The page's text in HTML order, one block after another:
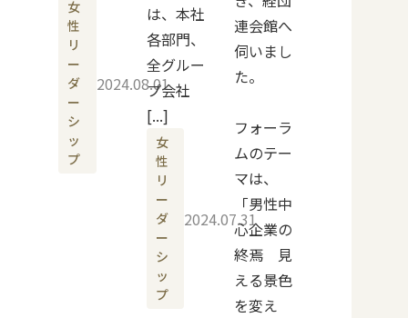
女
性
リ
ー
ダ
ー
シ
ッ
プ
2024.08.01
は、本社
各部門、
全グルー
プ会社
[...]
女
性
リ
ー
ダ
ー
シ
ッ
プ
2024.07.31
連会館へ
伺いまし
た。
フォーラ
ムのテー
マは、
「男性中
心企業の
終焉 見
える景色
を変え